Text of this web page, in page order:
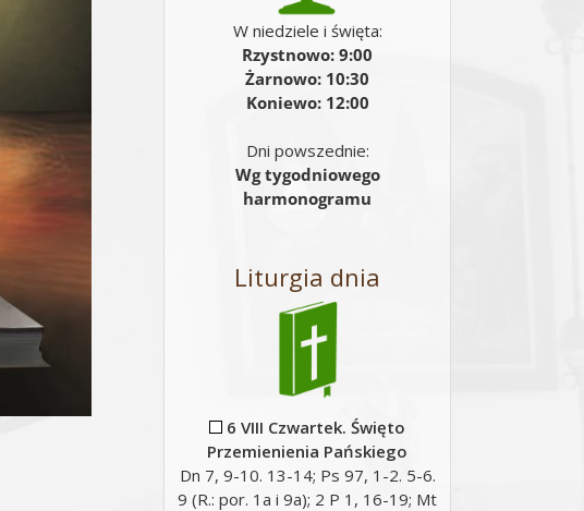
W niedziele i święta:
Rzystnowo: 9:00
Żarnowo: 10:30
Koniewo: 12:00
Dni powszednie:
Wg tygodniowego
harmonogramu
Liturgia dnia
6 VIII Czwartek. Święto
Przemienienia Pańskiego
Dn 7, 9-10. 13-14; Ps 97, 1-2. 5-6.
9 (R.: por. 1a i 9a); 2 P 1, 16-19; Mt